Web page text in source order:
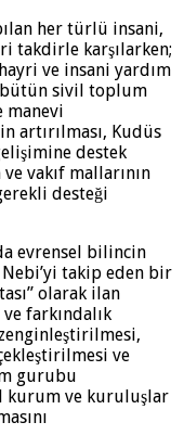
her türlü insani,
takdirle karşılarken;
ve insani yardım
bütün sivil toplum
manevi
artırılması, Kudüs
destek
vakıf mallarının
desteği
evrensel bilincin
takip eden bir
olarak ilan
farkındalık
ve
gurubu
kurum ve kuruluşlar